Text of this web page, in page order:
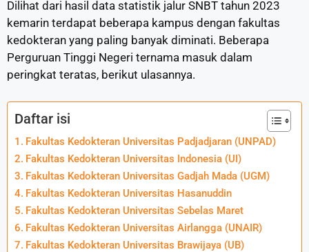
Dilihat dari hasil data statistik jalur SNBT tahun 2023
kemarin terdapat beberapa kampus dengan fakultas
kedokteran yang paling banyak diminati. Beberapa
Perguruan Tinggi Negeri ternama masuk dalam
peringkat teratas, berikut ulasannya.
Daftar isi
Fakultas Kedokteran Universitas Padjadjaran (UNPAD)
Fakultas Kedokteran Universitas Indonesia (UI)
Fakultas Kedokteran Universitas Gadjah Mada (UGM)
Fakultas Kedokteran Universitas Hasanuddin
Fakultas Kedokteran Universitas Sebelas Maret
Fakultas Kedokteran Universitas Airlangga (UNAIR)
Fakultas Kedokteran Universitas Brawijaya (UB)